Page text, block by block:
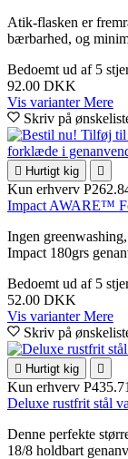
Atik-flasken er
bærbarhed, og
Bedoemt ud af 5
92.00 DKK
Vis varianterMere
Skriv på
 Hurtigt kig 
Kun erhverv
Impact AWARE™
Ingen
Impact 180grs
Bedoemt ud af 5
52.00 DKK
Vis varianterMere
Skriv på
 Hurtigt kig 
Kun erhverv
Deluxe rustfrit stål
Denne perfekte
18/8 holdbart